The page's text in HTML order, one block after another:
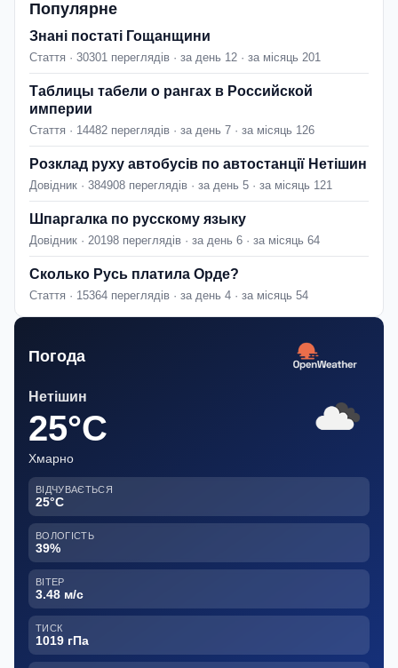
Популярне
Знані постаті Гощанщини
Стаття · 30301 переглядів · за день 12 · за місяць 201
Таблицы табели о рангах в Российской
империи
Стаття · 14482 переглядів · за день 7 · за місяць 126
Розклад руху автобусів по автостанції Нетішин
Довідник · 384908 переглядів · за день 5 · за місяць 121
Шпаргалка по русскому языку
Довідник · 20198 переглядів · за день 6 · за місяць 64
Сколько Русь платила Орде?
Стаття · 15364 переглядів · за день 4 · за місяць 54
Погода
Нетішин
25°C
Хмарно
ВІДЧУВАЄТЬСЯ
25°C
ВОЛОГІСТЬ
39%
ВІТЕР
3.48 м/с
ТИСК
1019 гПа